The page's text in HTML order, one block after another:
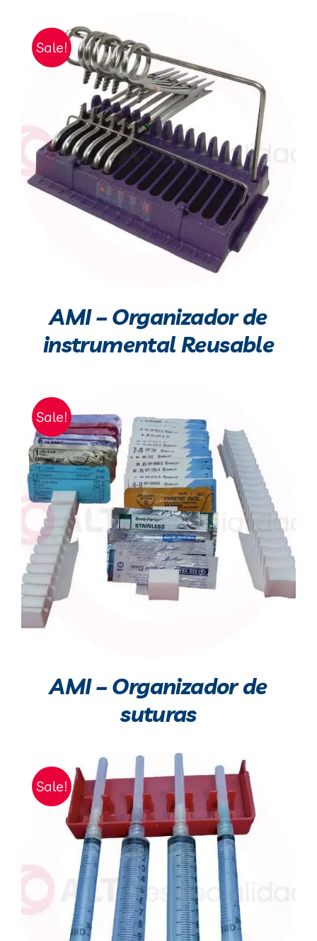
Sale!
AMI – Organizador de
instrumental Reusable
Sale!
AMI – Organizador de
suturas
Sale!